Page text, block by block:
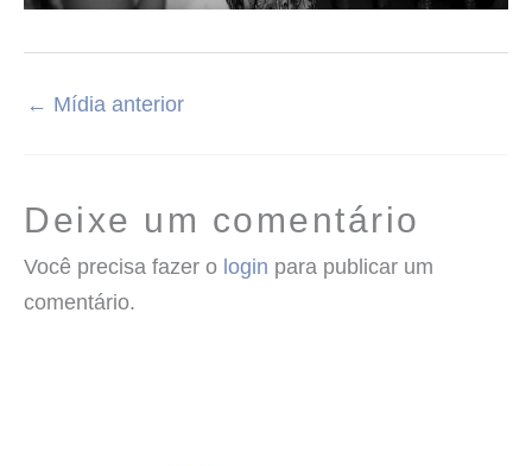
← Mídia anterior
Deixe um comentário
Você precisa fazer o login para publicar um
comentário.